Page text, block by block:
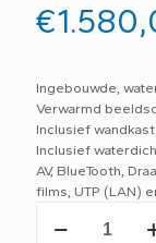
€
Ingebouwde,
Verwarmd
Inclusief
Inclusief
AV, BlueTooth,
films, UTP (LAN)
waterdichte